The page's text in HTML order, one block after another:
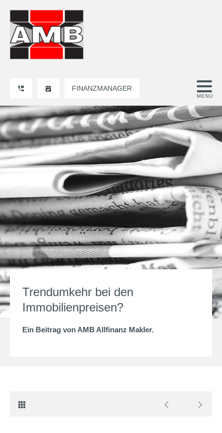
FINANZMANAGER
Trendumkehr bei den
Immobilienpreisen?
Ein Beitrag von AMB Allfinanz Makler.